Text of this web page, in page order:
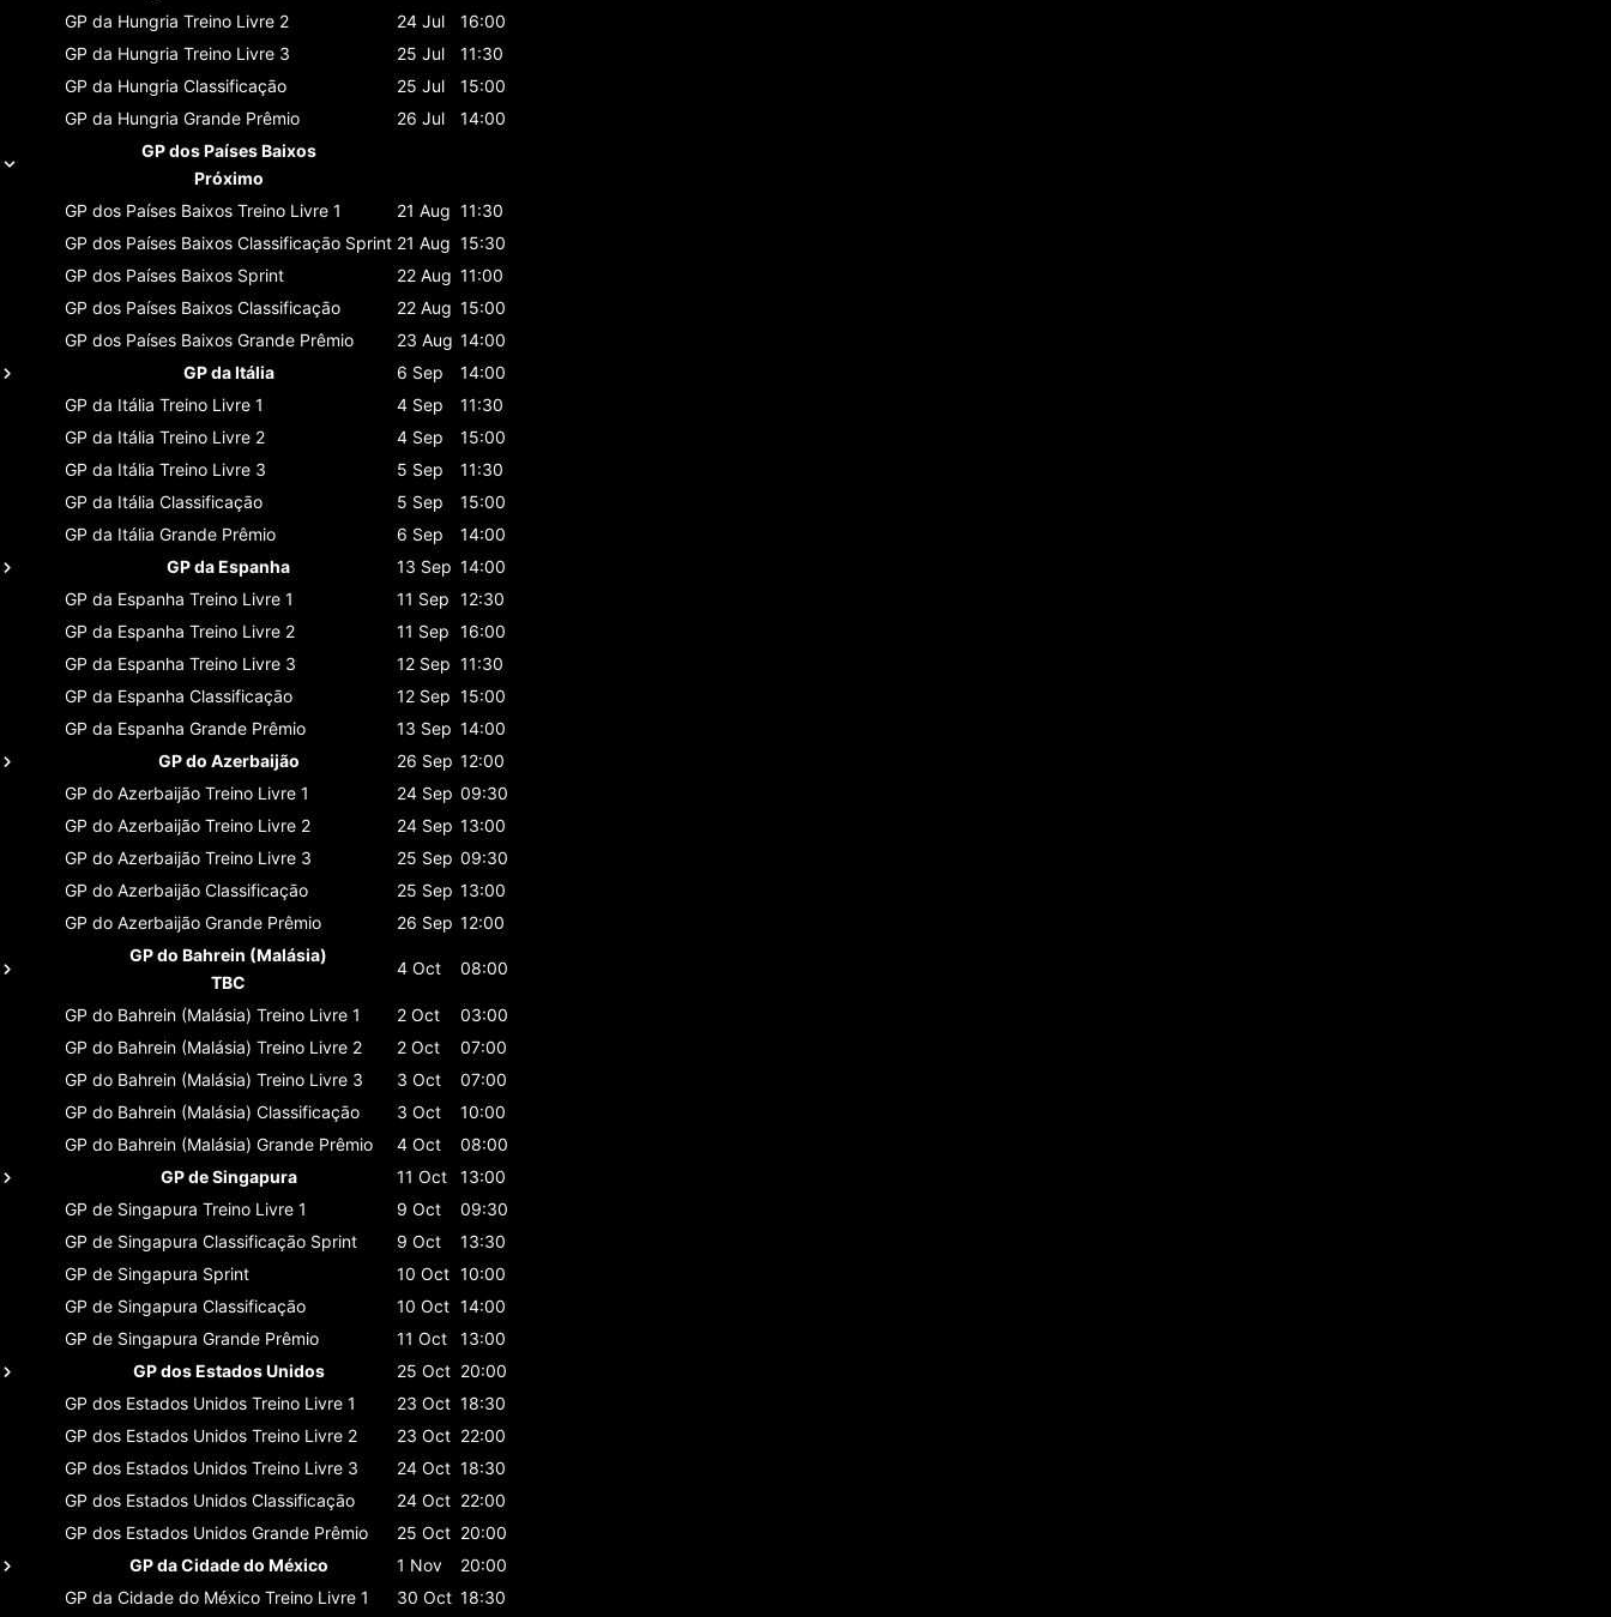
GP da Hungria Treino Livre 2 24 Jul
16:00
GP da Hungria Treino Livre 3 25 Jul
11:30
GP da Hungria Classificaçāo 25 Jul
15:00
GP da Hungria Grande Prêmio 26 Jul
14:00
GP dos Países Baixos
Próximo
GP dos Países Baixos Treino Livre 1 21 Aug 11:30
GP dos Países Baixos Classificaçāo Sprint 21 Aug 15:30
GP dos Países Baixos Sprint 22 Aug 11:00
GP dos Países Baixos Classificaçāo 22 Aug 15:00
GP dos Países Baixos Grande Prêmio 23 Aug 14:00
GP da Itália
6 Sep
14:00
GP da Itália Treino Livre 1 4 Sep
11:30
GP da Itália Treino Livre 2 4 Sep
15:00
GP da Itália Treino Livre 3 5 Sep
11:30
GP da Itália Classificaçāo 5 Sep
15:00
GP da Itália Grande Prêmio 6 Sep
14:00
GP da Espanha
13 Sep 14:00
GP da Espanha Treino Livre 1 11 Sep 12:30
GP da Espanha Treino Livre 2 11 Sep 16:00
GP da Espanha Treino Livre 3 12 Sep 11:30
GP da Espanha Classificaçāo 12 Sep 15:00
GP da Espanha Grande Prêmio 13 Sep 14:00
GP do Azerbaijão
26 Sep 12:00
GP do Azerbaijão Treino Livre 1 24 Sep 09:30
GP do Azerbaijão Treino Livre 2 24 Sep 13:00
GP do Azerbaijão Treino Livre 3 25 Sep 09:30
GP do Azerbaijão Classificaçāo 25 Sep 13:00
GP do Azerbaijão Grande Prêmio 26 Sep 12:00
GP do Bahrein (Malásia)
TBC
4 Oct 08:00
GP do Bahrein (Malásia) Treino Livre 1 2 Oct
03:00
GP do Bahrein (Malásia) Treino Livre 2 2 Oct
07:00
GP do Bahrein (Malásia) Treino Livre 3 3 Oct
07:00
GP do Bahrein (Malásia) Classificaçāo 3 Oct
10:00
GP do Bahrein (Malásia) Grande Prêmio 4 Oct
08:00
GP de Singapura
11 Oct
13:00
GP de Singapura Treino Livre 1 9 Oct
09:30
GP de Singapura Classificaçāo Sprint 9 Oct
13:30
GP de Singapura Sprint 10 Oct 10:00
GP de Singapura Classificaçāo 10 Oct 14:00
GP de Singapura Grande Prêmio 11 Oct
13:00
GP dos Estados Unidos
25 Oct 20:00
GP dos Estados Unidos Treino Livre 1 23 Oct 18:30
GP dos Estados Unidos Treino Livre 2 23 Oct 22:00
GP dos Estados Unidos Treino Livre 3 24 Oct 18:30
GP dos Estados Unidos Classificaçāo 24 Oct 22:00
GP dos Estados Unidos Grande Prêmio 25 Oct 20:00
GP da Cidade do México
1 Nov
20:00
GP da Cidade do México Treino Livre 1 30 Oct 18:30